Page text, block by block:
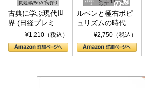
古典に学ぶ現代世
界 (日経プレミア
シリーズ)¥1,210（税込）
ルペンと極右ポピ
ュリズムの時代：
〈ヤヌス〉の二つ
の顔
¥2,750（税込）